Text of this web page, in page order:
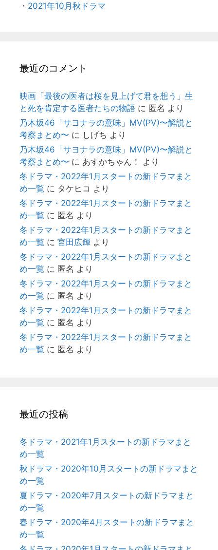
・ 2021年10月秋ドラマ
最近のコメント
映画「最後の医者は桜を見上げて君を想う」生
と死を肯定する医者たちの物語 に 匿名 より
乃木坂46「サヨナラの意味」MV(PV)〜解説と
考察まとめ〜 に しげち より
乃木坂46「サヨナラの意味」MV(PV)〜解説と
考察まとめ〜 に あすかちゃん！
より
冬ドラマ・2022年1月スタートの新ドラマまと
め一覧 に タケヒコ より
冬ドラマ・2022年1月スタートの新ドラマまと
め一覧 に 匿名 より
冬ドラマ・2022年1月スタートの新ドラマまと
め一覧 に 宮田広輝 より
冬ドラマ・2022年1月スタートの新ドラマまと
め一覧 に 匿名 より
冬ドラマ・2022年1月スタートの新ドラマまと
め一覧 に 匿名 より
冬ドラマ・2022年1月スタートの新ドラマまと
め一覧 に 匿名 より
冬ドラマ・2022年1月スタートの新ドラマまと
め一覧 に 匿名 より
最近の投稿
冬ドラマ・2021年1月スタートの新ドラマまと
め一覧
秋ドラマ・2020年10月スタートの新ドラマまと
め一覧
夏ドラマ・2020年7月スタートの新ドラマまと
め一覧
春ドラマ・2020年4月スタートの新ドラマまと
め一覧